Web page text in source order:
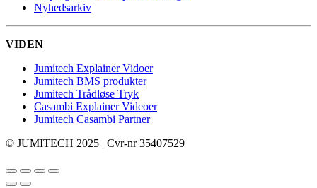
Nyhedsarkiv
VIDEN
Jumitech Explainer Vidoer
Jumitech BMS produkter
Jumitech Trådløse Tryk
Casambi Explainer Videoer
Jumitech Casambi Partner
© JUMITECH 2025 | Cvr-nr 35407529